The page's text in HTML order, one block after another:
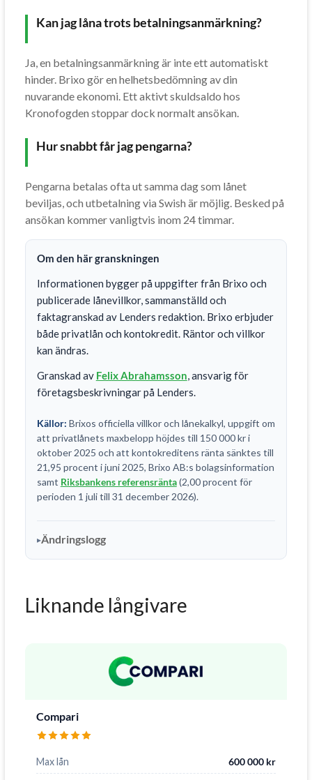
Kan jag låna trots betalningsanmärkning?
Ja, en betalningsanmärkning är inte ett automatiskt
hinder. Brixo gör en helhetsbedömning av din
nuvarande ekonomi. Ett aktivt skuldsaldo hos
Kronofogden stoppar dock normalt ansökan.
Hur snabbt får jag pengarna?
Pengarna betalas ofta ut samma dag som lånet
beviljas, och utbetalning via Swish är möjlig. Besked på
ansökan kommer vanligtvis inom 24 timmar.
Om den här granskningen
Informationen bygger på uppgifter från Brixo och
publicerade lånevillkor, sammanställd och
faktagranskad av Lenders redaktion. Brixo erbjuder
både privatlån och kontokredit. Räntor och villkor
kan ändras.
Granskad av Felix Abrahamsson, ansvarig för
företagsbeskrivningar på Lenders.
Källor: Brixos officiella villkor och lånekalkyl, uppgift om
att privatlånets maxbelopp höjdes till 150 000 kr i
oktober 2025 och att kontokreditens ränta sänktes till
21,95 procent i juni 2025, Brixo AB:s bolagsinformation
samt Riksbankens referensränta(2,00 procent för
perioden 1 juli till 31 december 2026).
Ändringslogg
Liknande långivare
Compari
Max lån 600 000 kr